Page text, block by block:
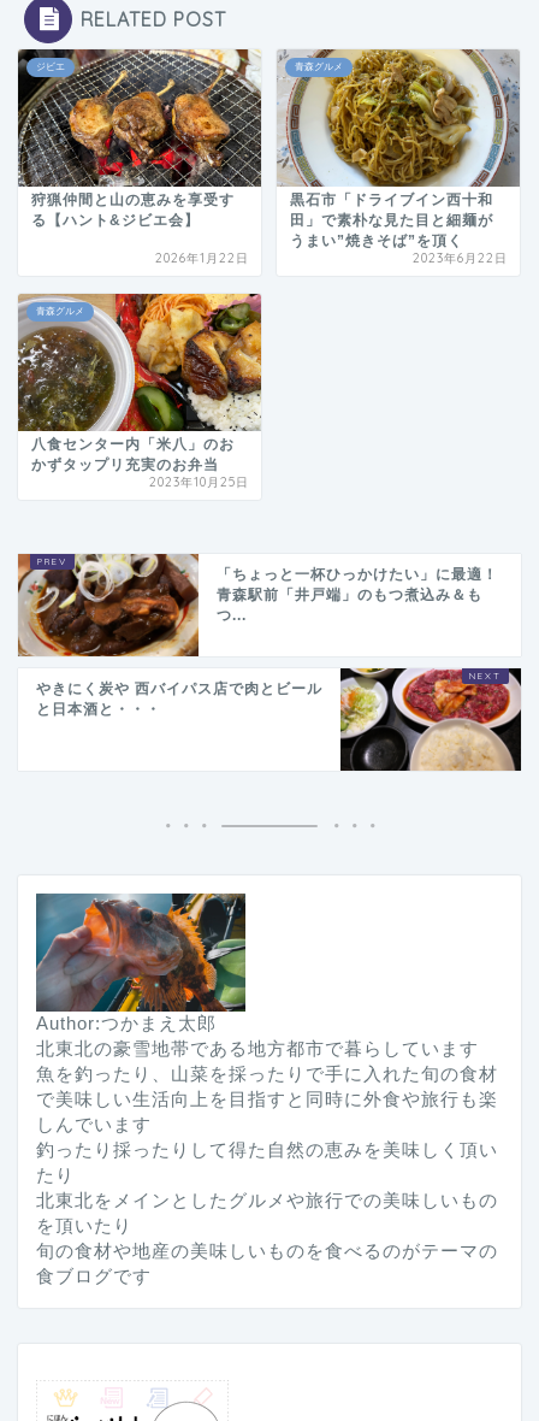
RELATED POST
ジビエ
狩猟仲間と山の恵みを享受す
る【ハント&ジビエ会】
2026年1月22日
青森グルメ
黒石市「ドライブイン西十和
田」で素朴な見た目と細麺が
うまい”焼きそば”を頂く
2023年6月22日
青森グルメ
八食センター内「米八」のお
かずタップリ充実のお弁当
2023年10月25日
「ちょっと一杯ひっかけたい」に最適！
青森駅前「井戸端」のもつ煮込み＆も
つ...
やきにく炭や 西バイパス店で肉とビール
と日本酒と・・・
Author:つかまえ太郎
北東北の豪雪地帯である地方都市で暮らしています
魚を釣ったり、山菜を採ったりで手に入れた旬の食材
で美味しい生活向上を目指すと同時に外食や旅行も楽
しんでいます
釣ったり採ったりして得た自然の恵みを美味しく頂い
たり
北東北をメインとしたグルメや旅行での美味しいもの
を頂いたり
旬の食材や地産の美味しいものを食べるのがテーマの
食ブログです